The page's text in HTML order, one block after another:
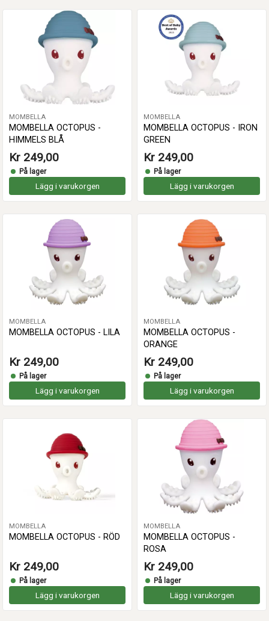
MOMBELLA
MOMBELLA OCTOPUS -
HIMMELS BLÅ
Kr 249,00
På lager
Lägg i varukorgen
MOMBELLA
MOMBELLA OCTOPUS - IRON
GREEN
Kr 249,00
På lager
Lägg i varukorgen
MOMBELLA
MOMBELLA OCTOPUS - LILA
Kr 249,00
På lager
Lägg i varukorgen
MOMBELLA
MOMBELLA OCTOPUS -
ORANGE
Kr 249,00
På lager
Lägg i varukorgen
MOMBELLA
MOMBELLA OCTOPUS - RÖD
Kr 249,00
På lager
Lägg i varukorgen
MOMBELLA
MOMBELLA OCTOPUS -
ROSA
Kr 249,00
På lager
Lägg i varukorgen